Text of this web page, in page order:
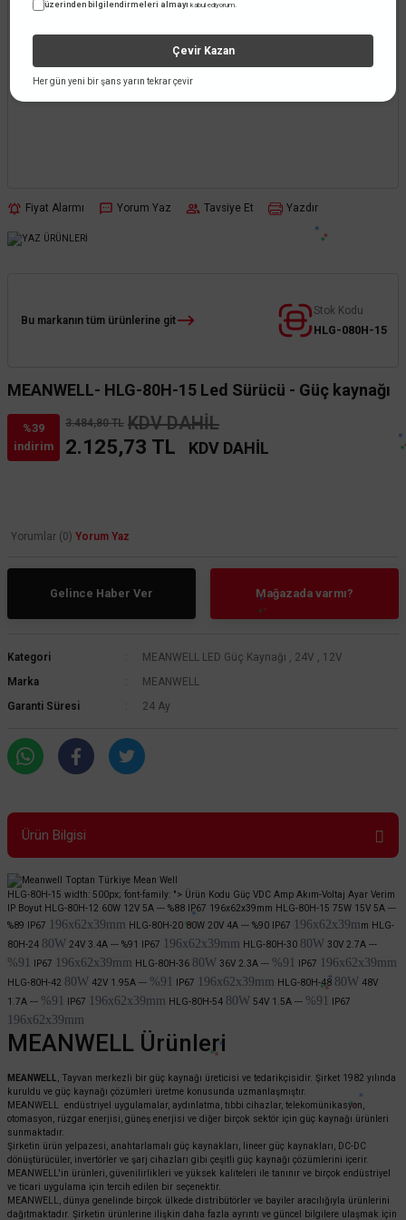
Fiyat Alarmı Yorum Yaz Tavsiye Et Yazdır
Bu markanın tüm ürünlerine git
Stok Kodu
HLG-080H-15
MEANWELL- HLG-80H-15 Led Sürücü - Güç kaynağı
%39
indirim
3.484,80 TL KDV DAHİL
2.125,73 TL KDV DAHİL
Yorumlar (0) Yorum Yaz
Gelince Haber Ver Mağazada varmı?
Kategori MEANWELL LED Güç Kaynağı , 24V , 12V
Marka
MEANWELL
Garanti Süresi
24 Ay
Ürün Bilgisi
HLG-80H-15 width: 500px; font-family: "> Ürün Kodu Güç VDC Amp Akım-Voltaj Ayar Verim
IP Boyut HLG-80H-12 60W 12V 5A --- %88 IP67 196x62x39mm HLG-80H-15 75W 15V 5A ---
%89
IP67 196x62x39mm HLG-80H-2080W 20V 4A --- %90 IP67 196x62x39mm HLG-
80H-24 80W 24V 3.4A --- %91 IP67 196x62x39mm HLG-80H-30 80W 30V 2.7A ---
%91 IP67 196x62x39mm HLG-80H-36 80W 36V 2.3A --- %91 IP67 196x62x39mm
HLG-80H-42 80W 42V 1.95A --- %91 IP67 196x62x39mm HLG-80H-48 80W 48V
1.7A --- %91 IP67 196x62x39mm HLG-80H-54 80W 54V 1.5A --- %91 IP67
196x62x39mm
MEANWELL Ürünleri
MEANWELL
, Tayvan merkezli bir güç kaynağı üreticisi ve tedarikçisidir. Şirket 1982 yılında
kuruldu ve güç kaynağı çözümleri üretme konusunda uzmanlaşmıştır.
MEANWELL endüstriyel uygulamalar, aydınlatma, tıbbi cihazlar, telekomünikasyon,
otomasyon, rüzgar enerjisi, güneş enerjisi ve diğer birçok sektör için güç kaynağı ürünleri
sunmaktadır.
Şirketin ürün yelpazesi, anahtarlamalı güç kaynakları, lineer güç kaynakları, DC-DC
dönüştürücüler, invertörler ve şarj cihazları gibi çeşitli güç kaynağı çözümlerini içerir.
MEANWELL'in ürünleri, güvenilirlikleri ve yüksek kaliteleri ile tanınır ve birçok endüstriyel
ve ticari uygulama için tercih edilen bir seçenektir.
MEANWELL, dünya genelinde birçok ülkede distribütörler ve bayiler aracılığıyla ürünlerini
dağıtmaktadır. Şirketin ürünlerine ilişkin daha fazla ayrıntı ve güncel bilgilere ulaşmak için
üzerinden bilgilendirmeleri almayı kabul ediyorum.
Çevir Kazan
Her gün yeni bir şans yarın tekrar çevir